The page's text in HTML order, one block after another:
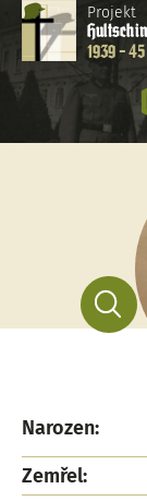
Projekt
1939 - 45
Narozen:
Zemřel: